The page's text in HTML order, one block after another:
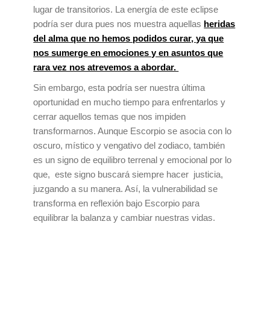
lugar de transitorios. La energía de este eclipse
podría ser dura pues nos muestra aquellas heridas
del alma que no hemos podidos curar, ya que
nos sumerge en emociones y en asuntos que
rara vez nos atrevemos a abordar.
Sin embargo, esta podría ser nuestra última
oportunidad en mucho tiempo para enfrentarlos y
cerrar aquellos temas que nos impiden
transformarnos. Aunque Escorpio se asocia con lo
oscuro, místico y vengativo del zodiaco, también
es un signo de equilibro terrenal y emocional por lo
que, este signo buscará siempre hacer justicia,
juzgando a su manera. Así, la vulnerabilidad se
transforma en reflexión bajo Escorpio para
equilibrar la balanza y cambiar nuestras vidas.